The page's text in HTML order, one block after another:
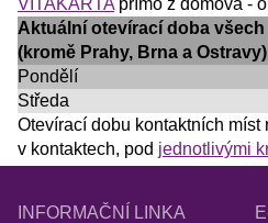
VITAKARTA přímo z domova -
Aktuální otevírací doba
(kromě Prahy, Brna a Ostravy)
Pondělí
Středa
Otevírací dobu kontaktních míst
v kontaktech, pod jednotlivými
INFORMAČNÍ LINKA